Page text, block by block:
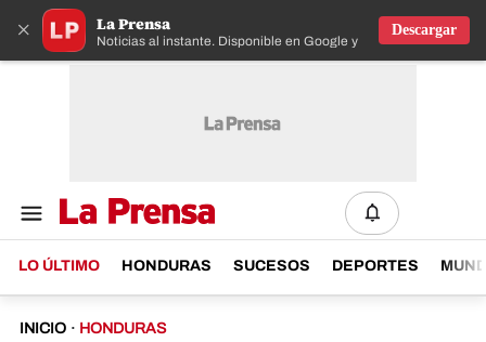
× La Prensa
Noticias al instante. Disponible en Google y IOS
Descargar
LO ÚLTIMO HONDURAS SUCESOS DEPORTES
INICIO · HONDURAS